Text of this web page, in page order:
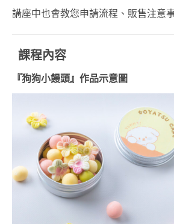
INSTRUCTOR
COURSE)
日本和菓子藝術進階
日本水菓子講師證書
課程 (MIZUGASHI
ART INSTRUCTOR
COURSE)
干菓子&半生菓子講
師證書課程
(HIGASHI &
講座中也會教您申請流程、販售注意
課程內容
『狗狗小饅頭』 作品示意圖